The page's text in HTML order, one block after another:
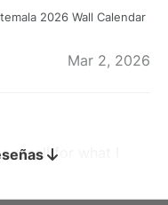
2026 Wall Calendar
Mar 2, 2026
small for what I